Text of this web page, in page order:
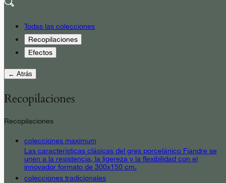
Todas las colecciones
Recopilaciones
Efectos
← Atrás
Recopilaciones
Recopilaciones
colecciones maximum
Las características clásicas del gres porcelánico Fiandre se
unen a la resistencia, la ligereza y la flexibilidad con el
innovador formato de 300x150 cm.
colecciones tradicionales